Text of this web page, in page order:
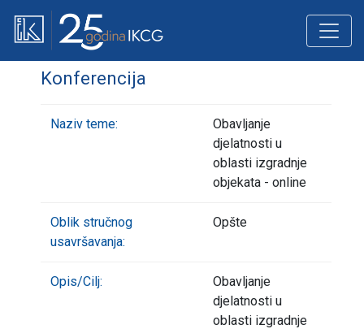
Konferencija
Naziv teme:
Obavljanje
djelatnosti u
oblasti izgradnje
objekata - online
Oblik stručnog
usavršavanja:
Opšte
Opis/Cilj:
Obavljanje
djelatnosti u
oblasti izgradnje